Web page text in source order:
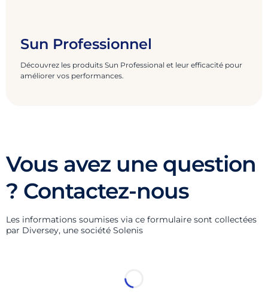
Sun Professionnel
Découvrez les produits Sun Professional et leur efficacité pour
améliorer vos performances.
Vous avez une question
? Contactez-nous
Les informations soumises via ce formulaire sont collectées
par Diversey, une société Solenis
Loading...